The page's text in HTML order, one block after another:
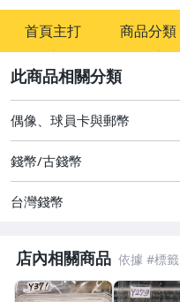
首頁主打 商品分類
古董、藝術與礦石
偶像、球員卡與郵幣
偶像、球員卡與郵幣
錢幣/古錢幣
台灣錢幣
店內相關商品